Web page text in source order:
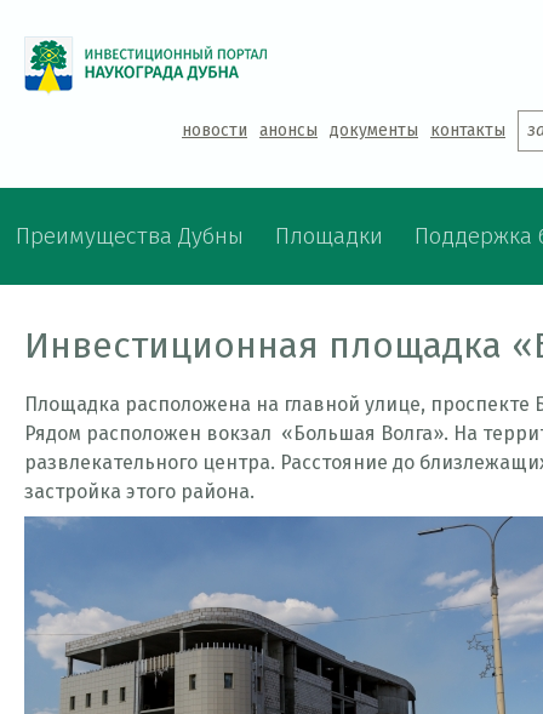
новости анонсы документы контакты
Преимущества Дубны Площадки Поддержка
Инвестиционная площадка
Площадка расположена на главной улице, проспекте
Рядом расположен вокзал «Большая Волга». На
развлекательного центра. Расстояние до
застройка этого района.